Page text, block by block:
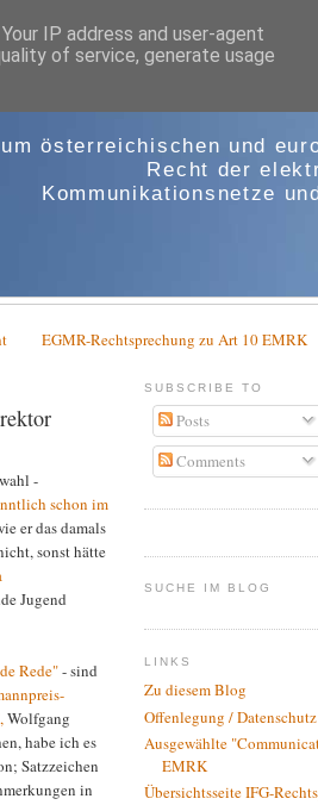
österreichischen und
Recht der
Kommunikationsnetze
EGMR-Rechtsprechung zu Art 10 EMRK
-
schon im
er das damals
sonst hätte
Jugend
Rede"- sind
Wolfgang
habe ich es
Satzzeichen
in
SUBSCRIBE TO
Posts
Comments
SUCHE IM BLOG
LINKS
Zu diesem Blog
Offenlegung / Datenschutz
Ausgewählte
EMRK
Übersichtsseite IFG-
IP address and user-agent
of service, generate usage